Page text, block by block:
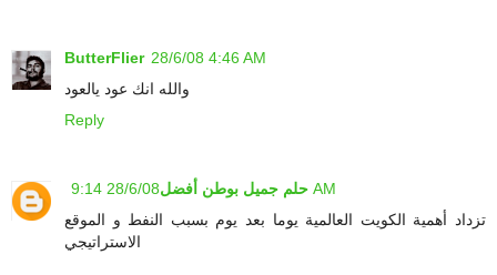
ButterFlier 28/6/08 4:46 AM
والله انك عود يالعود
Reply
حلم جميل بوطن أفضل 28/6/08 9:14 AM
تزداد أهمية الكويت العالمية يوما بعد يوم بسبب النفط و الموقع
الاستراتيجي